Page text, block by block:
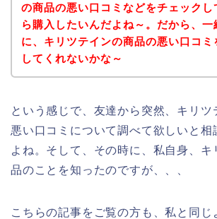
の商品の悪い口コミなどをチェックし
ら購入したいんだよね～。だから、一
に、キリツテインの商品の悪い口コミ
してくれないかな～
という感じで、友達から突然、キリツ
悪い口コミについて調べて欲しいと相
よね。そして、その時に、私自身、キ
品のことを知ったのですが、、、
こちらの記事をご覧の方も、私と同じ